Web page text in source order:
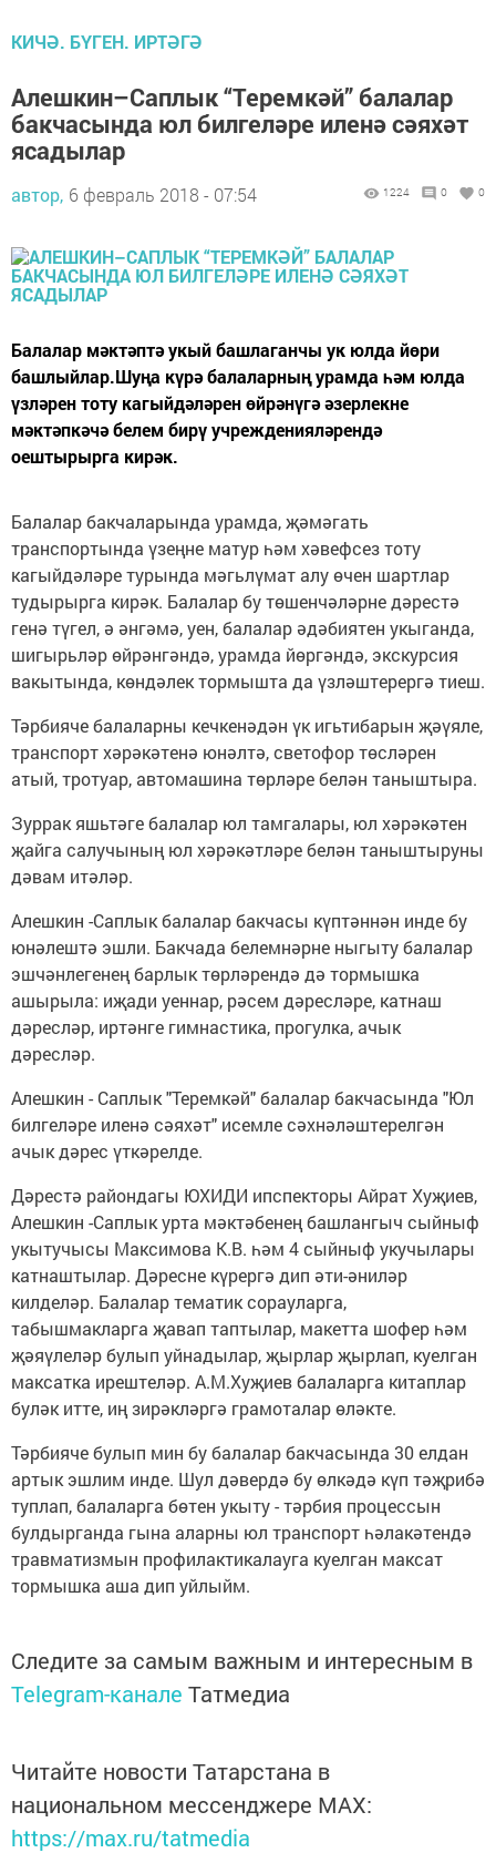
КИЧӘ. БҮГЕН. ИРТӘГӘ
Алешкин–Саплык “Теремкәй” балалар
бакчасында юл билгеләре иленә сәяхәт
ясадылар
автор, 6 февраль 2018 - 07:54 1224 0 0
Балалар мәктәптә укый башлаганчы ук юлда йөри
башлыйлар.Шуңа күрә балаларның урамда һәм юлда
үзләрен тоту кагыйдәләрен өйрәнүгә әзерлекне
мәктәпкәчә белем бирү учрежденияләрендә
оештырырга кирәк.
Балалар бакчаларында урамда, җәмәгать
транспортында үзеңне матур һәм хәвефсез тоту
кагыйдәләре турында мәгьлүмат алу өчен шартлар
тудырырга кирәк. Балалар бу төшенчәләрне дәрестә
генә түгел, ә әнгәмә, уен, балалар әдәбиятен укыганда,
шигырьләр өйрәнгәндә, урамда йөргәндә, экскурсия
вакытында, көндәлек тормышта да үзләштерергә тиеш.
Тәрбияче балаларны кечкенәдән үк игьтибарын җәүяле,
транспорт хәрәкәтенә юнәлтә, светофор төсләрен
атый, тротуар, автомашина төрләре белән таныштыра.
Зуррак яшьтәге балалар юл тамгалары, юл хәрәкәтен
җайга салучының юл хәрәкәтләре белән таныштыруны
дәвам итәләр.
Алешкин -Саплык балалар бакчасы күптәннән инде бу
юнәлештә эшли. Бакчада белемнәрне ныгыту балалар
эшчәнлегенең барлык төрләрендә дә тормышка
ашырыла: иҗади уеннар, рәсем дәресләре, катнаш
дәресләр, иртәнге гимнастика, прогулка, ачык
дәресләр.
Алешкин - Саплык "Теремкәй" балалар бакчасында "Юл
билгеләре иленә сәяхәт" исемле сәхнәләштерелгән
ачык дәрес үткәрелде.
Дәрестә райондагы ЮХИДИ ипспекторы Айрат Хуҗиев,
Алешкин -Саплык урта мәктәбенең башлангыч сыйныф
укытучысы Максимова К.В. һәм 4 сыйныф укучылары
катнаштылар. Дәресне күрергә дип әти-әниләр
килделәр. Балалар тематик сорауларга,
табышмакларга җавап таптылар, макетта шофер һәм
җәяүлеләр булып уйнадылар, җырлар җырлап, куелган
максатка ирештеләр. А.М.Хуҗиев балаларга китаплар
буләк итте, иң зирәкләргә грамоталар өләкте.
Тәрбияче булып мин бу балалар бакчасында 30 елдан
артык эшлим инде. Шул дәвердә бу өлкәдә күп тәҗрибә
туплап, балаларга бөтен укыту - тәрбия процессын
булдырганда гына аларны юл транспорт һәлакәтендә
травматизмын профилактикалауга куелган максат
тормышка аша дип уйлыйм.
Следите за самым важным и интересным в
Telegram-канале Татмедиа
Читайте новости Татарстана в
национальном мессенджере MАХ:
https://max.ru/tatmedia